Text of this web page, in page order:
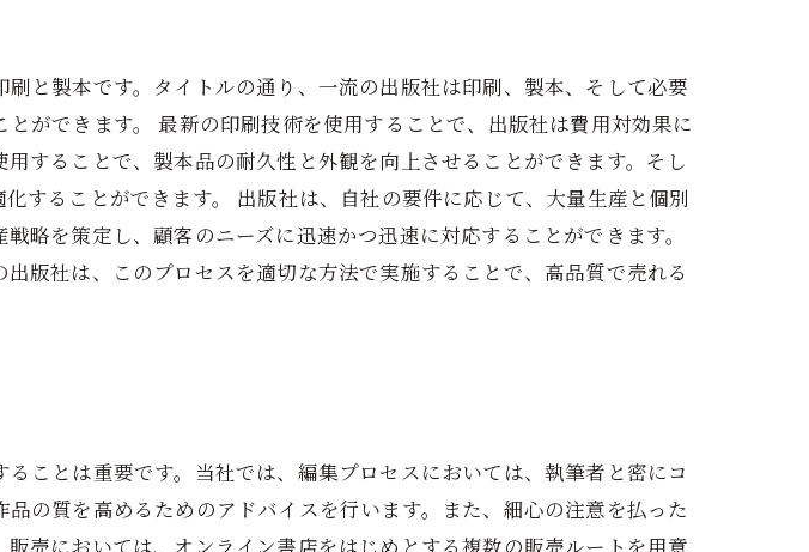
と製本です。タイトルの通り、一流の出版社は印刷、製本、そして必要
ができます。 最新の印刷技術を使用することで、出版社は費用対効果に
することで、製本品の耐久性と外観を向上させることができます。そし
することができます。 出版社は、自社の要件に応じて、大量生産と個別
略を策定し、顧客のニーズに迅速かつ迅速に対応することができます。
版社は、このプロセスを適切な方法で実施することで、高品質で売れる
ことは重要です。当社では、編集プロセスにおいては、執筆者と密にコ
の質を高めるためのアドバイスを行います。また、細心の注意を払った
売においては、オンライン書店をはじめとする複数の販売ルートを用意